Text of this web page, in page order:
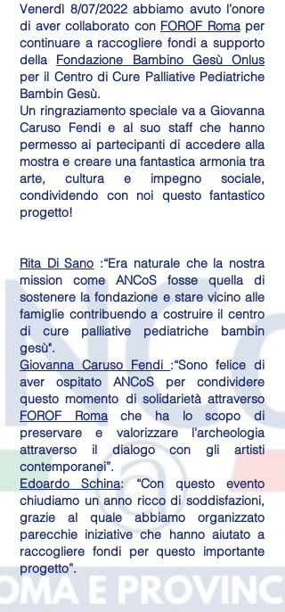
Venerdì 8/07/2022 abbiamo avuto l’onore
di aver collaborato con FOROF Romaper
continuare a raccogliere fondi a supporto
della Fondazione Bambino Gesù Onlus
per il Centro di Cure Palliative Pediatriche
Bambin Gesù.
Un ringraziamento speciale va a Giovanna
Caruso Fendi e al suo staff che hanno
permesso ai partecipanti di accedere alla
mostra e creare una fantastica armonia tra
arte, cultura e impegno sociale,
condividendo con noi questo fantastico
progetto!
Rita Di Sano :“Era naturale che la nostra
mission come ANCoS fosse quella di
sostenere la fondazione e stare vicino alle
famiglie contribuendo a costruire il centro
di cure palliative pediatriche bambin
gesù".
Giovanna Caruso Fendi :“Sono felice di
aver ospitato ANCoS per condividere
questo momento di solidarietà attraverso
FOROF Romache ha lo scopo di
preservare e valorizzare l’archeologia
attraverso il dialogo con gli artisti
contemporanei”.
Edoardo Schina: “Con questo evento
chiudiamo un anno ricco di soddisfazioni,
grazie al quale abbiamo organizzato
parecchie iniziative che hanno aiutato a
raccogliere fondi per questo importante
progetto”.